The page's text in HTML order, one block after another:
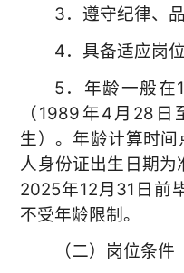
3．遵守纪律、品
4．具备适应岗
5．年龄一般在
（1989年4月28
生）。年龄计算时
人身份证出生日期
2025年12月31日前
不受年龄限制。
（二）岗位条件